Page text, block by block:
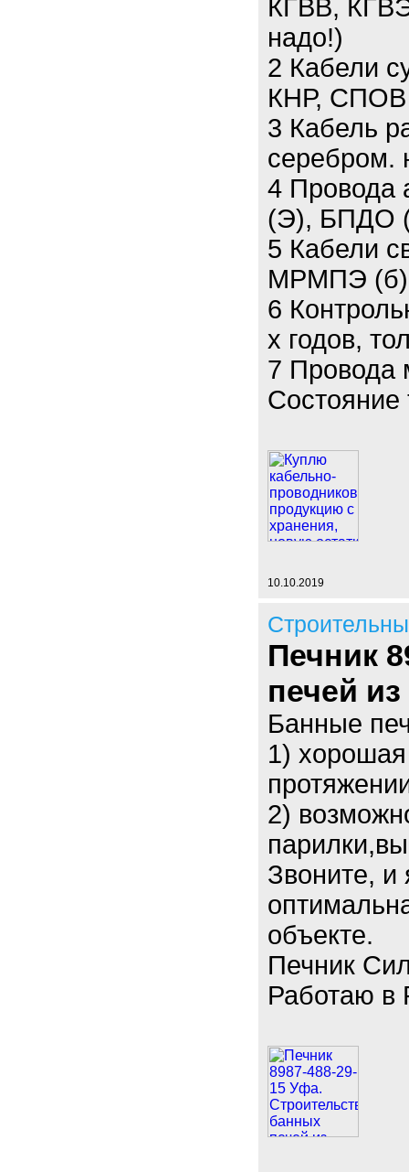
КГВВ,
надо!)
2 Кабели
КНР, СПОВ
3 Кабель
серебром.
4
(Э), БПДО
5 Кабели
МРМПЭ (б)
6
х годов,
7
Состояние
10.10.2019
Печник
печей
Банные
1)
2)
Звоните, и
объекте.
Печник
Работаю в